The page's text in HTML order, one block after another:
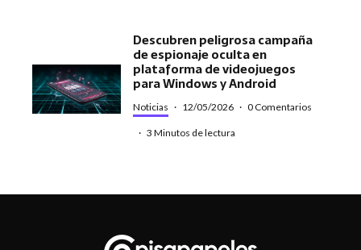
Descubren peligrosa campaña
de espionaje oculta en
plataforma de videojuegos
para Windows y Android
Noticias · 12/05/2026 · 0 Comentarios
· 3 Minutos de lectura